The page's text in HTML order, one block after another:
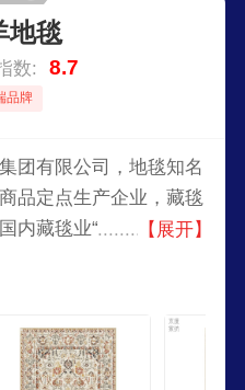
地毯
数: 8.7
品牌
团有限公司，地毯知名
品定点生产企业，藏毯
内藏毯业“领头羊”的美
【展开】